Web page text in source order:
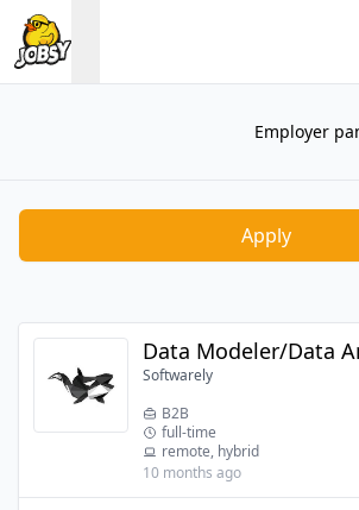
Employer
Data Modeler/Data
Softwarely
B2B
full-time
remote, hybrid
10 months ago
Apply